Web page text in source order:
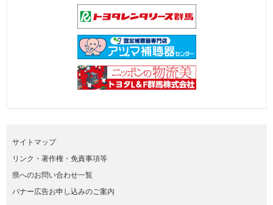
サイトマップ
リンク・著作権・免責事項等
県へのお問い合わせ一覧
バナー広告お申し込みのご案内